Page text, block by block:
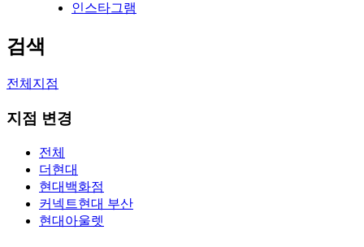
인스타그램
검색
전체지점
지점 변경
전체
더현대
현대백화점
커넥트현대 부산
현대아울렛